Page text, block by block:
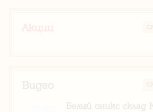
Акции
Видео
Белый оникс склад